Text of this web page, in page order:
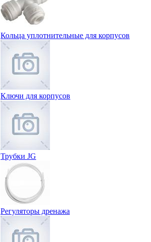
Кольца уплотнительные для корпусов
Ключи для корпусов
Трубки JG
Регуляторы дренажа